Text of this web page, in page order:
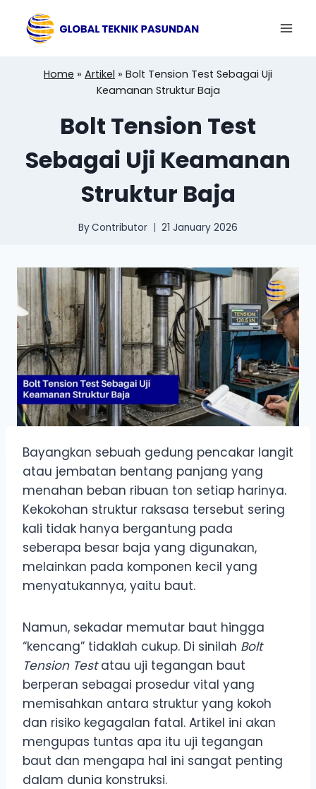
content
Home » Artikel » Bolt Tension Test Sebagai Uji
Keamanan Struktur Baja
Bolt Tension Test
Sebagai Uji Keamanan
Struktur Baja
ByContributor 21 January 2026
Bayangkan sebuah gedung pencakar langit
atau jembatan bentang panjang yang
menahan beban ribuan ton setiap harinya.
Kekokohan struktur raksasa tersebut sering
kali tidak hanya bergantung pada
seberapa besar baja yang digunakan,
melainkan pada komponen kecil yang
menyatukannya, yaitu baut.
Namun, sekadar memutar baut hingga
“kencang” tidaklah cukup. Di sinilah Bolt
Tension Testatau uji tegangan baut
berperan sebagai prosedur vital yang
memisahkan antara struktur yang kokoh
dan risiko kegagalan fatal. Artikel ini akan
mengupas tuntas apa itu uji tegangan
baut dan mengapa hal ini sangat penting
dalam dunia konstruksi.